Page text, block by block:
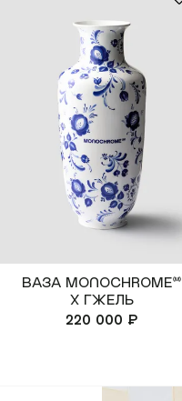
Ваза MONOCHROME™
x Гжель
220 000 ₽